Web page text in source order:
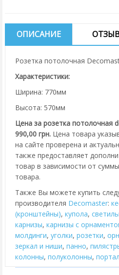
ОПИСАНИЕ
Розетка потолочная
Характеристики:
Ширина: 770мм
Высота: 570мм
Цена за розетка потолочная
990,00 грн. Цена товара
на сайте проверена и
также предоставляет
товар в зависимости от
товара.
Также Вы можете купить
производителя Decomaster:
(кронштейны), купола,
карнизы, карнизы с
молдинги, уголки, розетки,
зеркал и ниши, панно,
колонны, полуколонны,